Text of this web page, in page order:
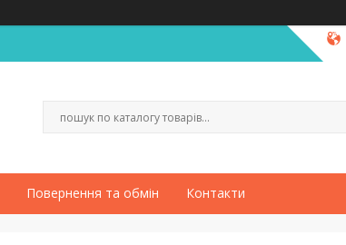
Повернення та обмін Контакти